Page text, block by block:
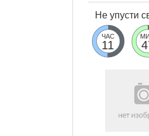
Не упусти
ЧАС
11